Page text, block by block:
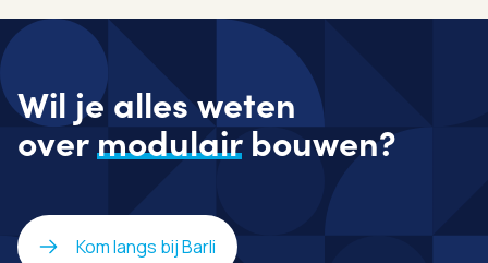
Wil je alles weten
overmodulairbouwen?
Kom langs bij Barli